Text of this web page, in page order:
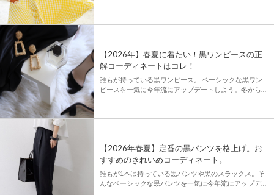
りだくさん！ 「 […]
【2026年】春夏に着たい！黒ワンピースの正
解コーディネートはコレ！
誰もが持っている黒ワンピース。 ベーシックな黒ワン
ピースを一気に今年流にアップデートしよう。冬から春
♪ - […]
【2026年春夏】定番の黒パンツを格上げ。お
すすめのきれいめコーディネート。
誰もが1本は持っている黒パンツや黒のスラックス。そ
んなベーシックな黒パンツを一気に今年流にアップデー